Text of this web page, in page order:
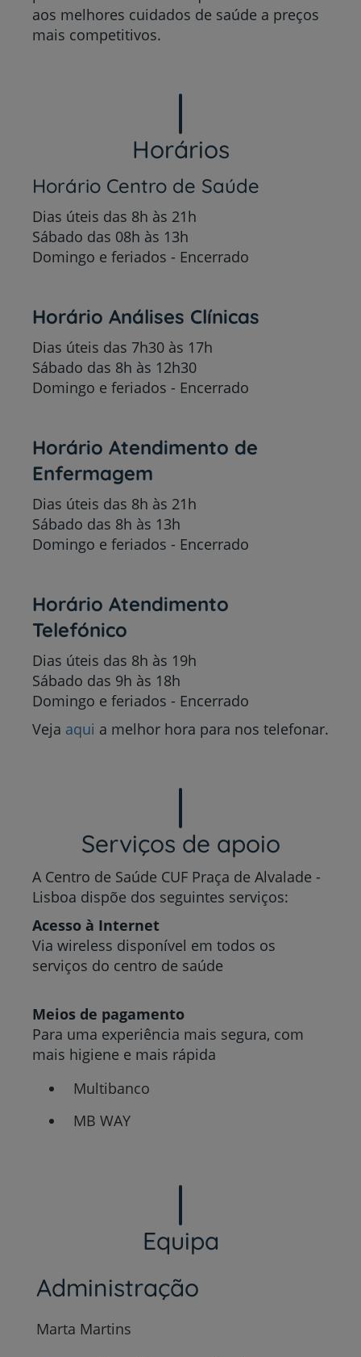
aos melhores cuidados de saúde a preços
mais competitivos.
Horários
Horário Centro de Saúde
Dias úteis das 8h às 21h
Sábado das 08h às 13h
Domingo e feriados - Encerrado
Horário Análises Clínicas
Dias úteis das 7h30 às 17h
Sábado das 8h às 12h30
Domingo e feriados - Encerrado
Horário Atendimento de
Enfermagem
Dias úteis das 8h às 21h
Sábado das 8h às 13h
Domingo e feriados - Encerrado
Horário Atendimento
Telefónico
Dias úteis das 8h às 19h
Sábado das 9h às 18h
Domingo e feriados - Encerrado
Veja aqui a melhor hora para nos telefonar.
Serviços de apoio
A Centro de Saúde CUF Praça de Alvalade -
Lisboa dispõe dos seguintes serviços:
Acesso à Internet
Via wireless disponível em todos os
serviços do centro de saúde
Meios de pagamento
Para uma experiência mais segura, com
mais higiene e mais rápida
Multibanco
MB WAY
Equipa
Administração
Marta Martins